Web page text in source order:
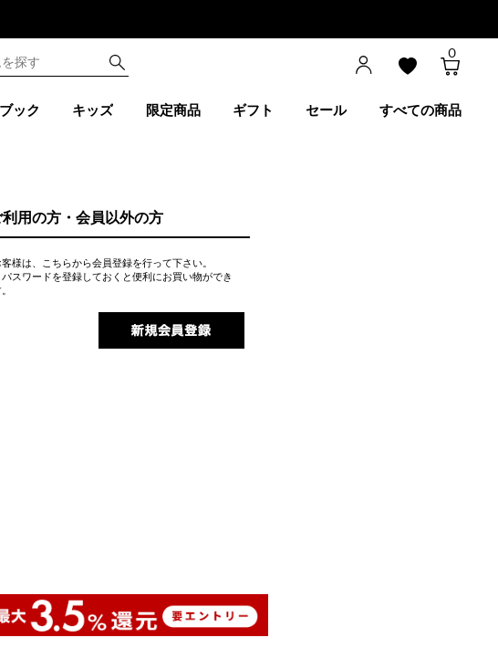
0
ブック キッズ 限定商品 ギフト セール すべての商品
用の方・会員以外の方
様は、こちらから会員登録を行って下さい。
パスワードを登録しておくと便利にお買い物ができ